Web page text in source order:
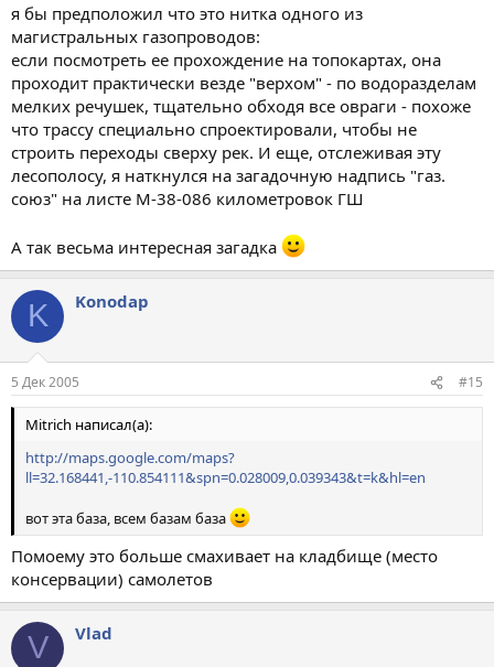
я бы предположил что это нитка одного из
магистральных газопроводов:
если посмотреть ее прохождение на топокартах, она
проходит практически везде "верхом" - по водоразделам
мелких речушек, тщательно обходя все овраги - похоже
что трассу специально спроектировали, чтобы не
строить переходы сверху рек. И еще, отслеживая эту
лесополосу, я наткнулся на загадочную надпись "газ.
союз" на листе М-38-086 километровок ГШ
А так весьма интересная загадка
K Konodap
5 Дек 2005 #15
Mitrich написал(а):
http://maps.google.com/maps?
ll=32.168441,-110.854111&spn=0.028009,0.039343&t=k&hl=en
вот эта база, всем базам база
Помоему это больше смахивает на кладбище (место
консервации) самолетов
V Vlad